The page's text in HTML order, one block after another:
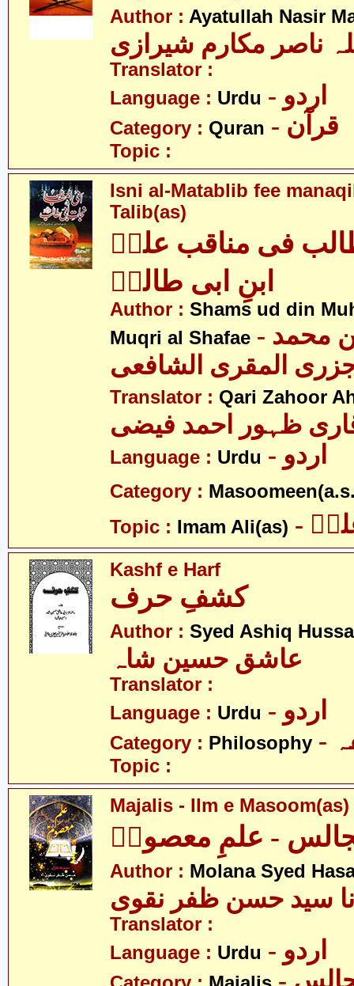
Author : Ayatullah Nasir
ناصر مکارم شیرازی
Translator :
Language : Urdu - اردو
Category : Quran - قرآن
Topic :
Isni al-Matablib fee
Talib(as)
فی مناقب علیؑ
ابنِ ابی طالبؑ
Author : Shams ud din
Muqri al Shafae - شمس الدین محمد
المقری الشافعی
Translator : Qari Zahoor
ظہور احمد فیضی
Language : Urdu - اردو
Category :
Topic : Imam Ali(as)
Kashf e Harf
کشفِ حرف
Author : Syed Ashiq
عاشق حسین شاہ
Translator :
Language : Urdu - اردو
Category : Philosophy
Topic :
Majalis - Ilm e Masoom(as)
- علمِ معصومؑ
Author : Molana Syed
سید حسن ظفر نقوی
Translator :
Language : Urdu - اردو